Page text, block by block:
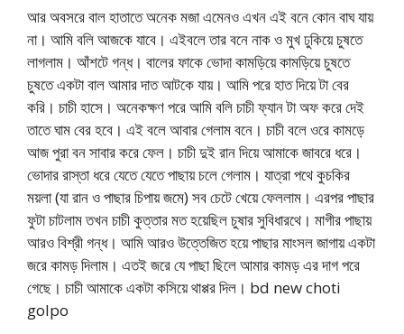
আর অবসরে বাল হাতাতে অনেক মজা এমেনও এখন এই বনে কোন বাঘ যায়
না। আমি বলি আজকে যাবে। এইবলে তার বনে নাক ও মুখ ঢুকিয়ে চুষতে
লাগলাম। আঁশটে গন্ধ। বালের ফাকে ভোদা কামড়িয়ে কামড়িয়ে চুষতে
চুষতে একটা বাল আমার দাত আটকে যায়। আমি পরে হাত দিয়ে টা বের
করি। চাচী হাসে। অনেকক্ষণ পরে আমি বলি চাচী ফ্যান টা অফ করে দেই
তাতে ঘাম বের হবে। এই বলে আবার গেলাম বনে। চাচী বলে ওরে কামড়ে
আজ পুরা বন সাবার করে ফেল। চাচী দুই রান দিয়ে আমাকে জাবরে ধরে।
ভোদার রাস্তা ধরে যেতে যেতে পাছায় চলে গেলাম। যাত্রা পথে কুচকির
ময়লা (যা রান ও পাছার চিপায় জমে) সব চেটে খেয়ে ফেললাম। এরপর পাছার
ফুটা চাটলাম তখন চাচী কুত্তার মত হয়েছিল চুষার সুবিধারথে। মাগীর পাছায়
আরও বিশ্রী গন্ধ। আমি আরও উত্তেজিত হয়ে পাছার মাংসল জাগায় একটা
জরে কামড় দিলাম। এতই জরে যে পাছা ছিলে আমার কামড় এর দাগ পরে
গেছে। চাচী আমাকে একটা কসিয়ে থাপ্পর দিল। bd new choti
golpo